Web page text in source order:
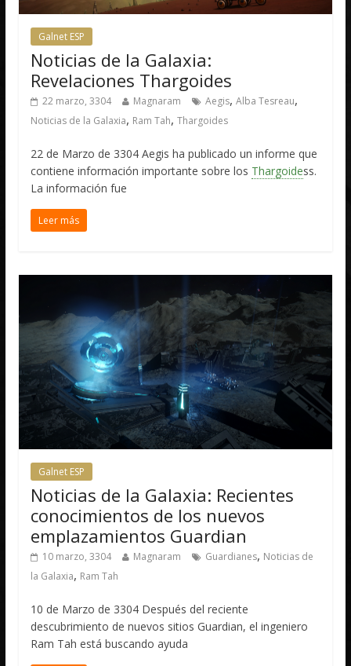
Galnet ESP
Noticias de la Galaxia:
Revelaciones Thargoides
22 marzo, 3304 Magnaram Aegis,Alba Tesreau,
Noticias de la Galaxia, Ram Tah,Thargoides
22 de Marzo de 3304 Aegis ha publicado un informe que
contiene información importante sobre los Thargoidess.
La información fue
Leer más
Galnet ESP
Noticias de la Galaxia: Recientes
conocimientos de los nuevos
emplazamientos Guardian
10 marzo, 3304 Magnaram Guardianes, Noticias de
la Galaxia, Ram Tah
10 de Marzo de 3304 Después del reciente
descubrimiento de nuevos sitios Guardian, el ingeniero
Ram Tah está buscando ayuda